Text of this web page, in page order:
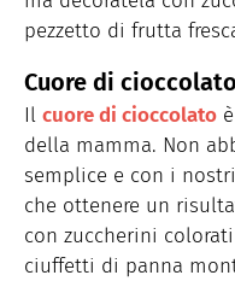
pezzetto di frutta
Cuore di cioccolato
Il cuore di cioccolato
della mamma. Non
semplice e con i
che ottenere un
con zuccherini
ciuffetti di panna